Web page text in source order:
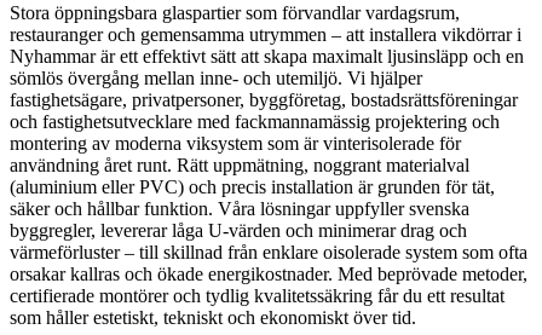
Stora öppningsbara glaspartier som förvandlar vardagsrum,
restauranger och gemensamma utrymmen – att installera vikdörrar i
Nyhammar är ett effektivt sätt att skapa maximalt ljusinsläpp och en
sömlös övergång mellan inne- och utemiljö. Vi hjälper
fastighetsägare, privatpersoner, byggföretag, bostadsrättsföreningar
och fastighetsutvecklare med fackmannamässig projektering och
montering av moderna viksystem som är vinterisolerade för
användning året runt. Rätt uppmätning, noggrant materialval
(aluminium eller PVC) och precis installation är grunden för tät,
säker och hållbar funktion. Våra lösningar uppfyller svenska
byggregler, levererar låga U‑värden och minimerar drag och
värmeförluster – till skillnad från enklare oisolerade system som ofta
orsakar kallras och ökade energikostnader. Med beprövade metoder,
certifierade montörer och tydlig kvalitetssäkring får du ett resultat
som håller estetiskt, tekniskt och ekonomiskt över tid.